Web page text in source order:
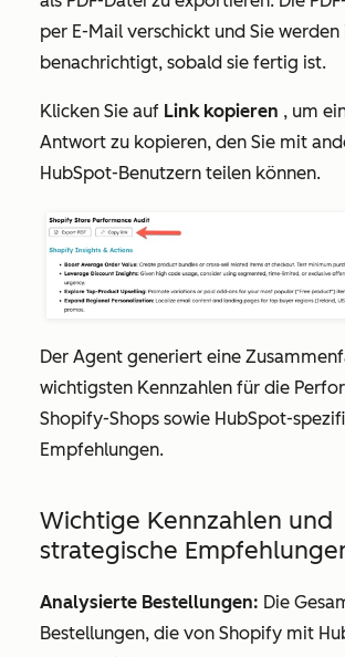
per E-Mail verschickt und Sie
benachrichtigt, sobald sie fertig ist.
Klicken Sie auf Link kopieren , um
Antwort zu kopieren, den Sie mit
HubSpot-Benutzern teilen können.
Der Agent generiert eine
wichtigsten Kennzahlen für die
Shopify-Shops sowie HubSpot-
Empfehlungen.
Wichtige Kennzahlen und
strategische
Analysierte Bestellungen: Die
Bestellungen, die von Shopify mit